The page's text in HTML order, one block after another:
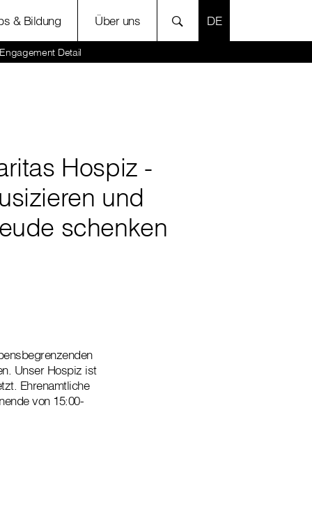
& Bildung Über uns SPRACHE
Detail
Hospiz -
und
schenken
Unser Hospiz ist
Ehrenamtliche
von 15:00-